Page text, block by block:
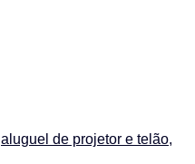
aluguel de projetor e telão,